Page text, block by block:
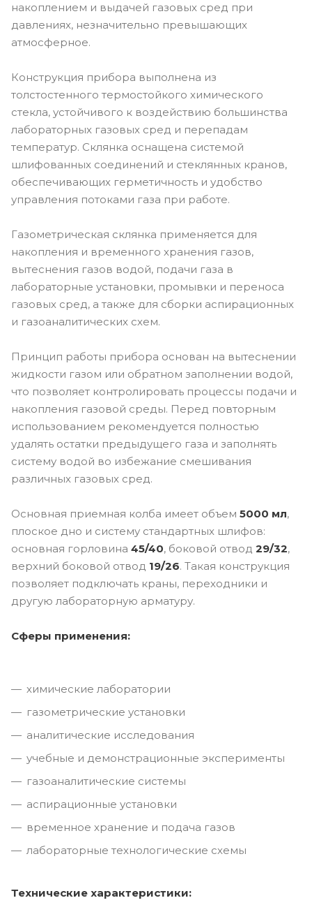
накоплением и выдачей газовых сред при
давлениях, незначительно превышающих
атмосферное.
Конструкция прибора выполнена из
толстостенного термостойкого химического
стекла, устойчивого к воздействию большинства
лабораторных газовых сред и перепадам
температур. Склянка оснащена системой
шлифованных соединений и стеклянных кранов,
обеспечивающих герметичность и удобство
управления потоками газа при работе.
Газометрическая склянка применяется для
накопления и временного хранения газов,
вытеснения газов водой, подачи газа в
лабораторные установки, промывки и переноса
газовых сред, а также для сборки аспирационных
и газоаналитических схем.
Принцип работы прибора основан на вытеснении
жидкости газом или обратном заполнении водой,
что позволяет контролировать процессы подачи и
накопления газовой среды. Перед повторным
использованием рекомендуется полностью
удалять остатки предыдущего газа и заполнять
систему водой во избежание смешивания
различных газовых сред.
Основная приемная колба имеет объем 5000 мл,
плоское дно и систему стандартных шлифов:
основная горловина 45/40, боковой отвод 29/32,
верхний боковой отвод 19/26. Такая конструкция
позволяет подключать краны, переходники и
другую лабораторную арматуру.
Сферы применения:
химические лаборатории
газометрические установки
аналитические исследования
учебные и демонстрационные эксперименты
газоаналитические системы
аспирационные установки
временное хранение и подача газов
лабораторные технологические схемы
Технические характеристики: